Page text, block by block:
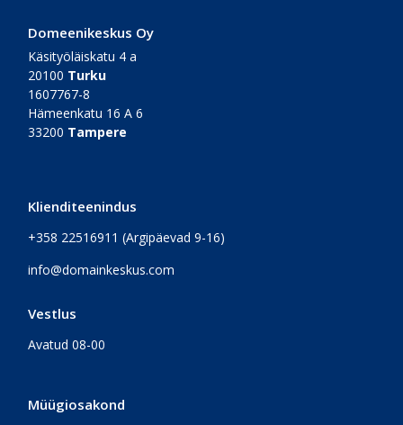
Domeenikeskus Oy
Käsityöläiskatu 4 a
20100 Turku
1607767-8
Hämeenkatu 16 A 6
33200 Tampere
Klienditeenindus
+358 22516911 (Argipäevad 9-16)
info@domainkeskus.com
Vestlus
Avatud 08-00
Müügiosakond